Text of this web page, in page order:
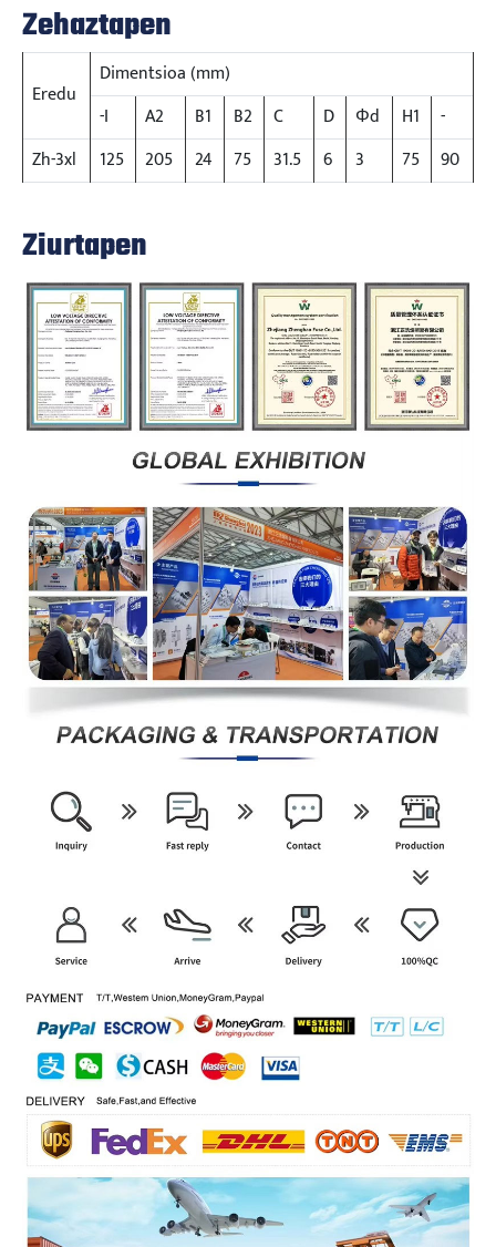
Zehaztapen
Eredu
Dimentsioa (mm)
-I
A2 B1 B2 C D Φd H1
-
Zh-3xl
125 205 24 75 31.5 6 3 75 90
Ziurtapen